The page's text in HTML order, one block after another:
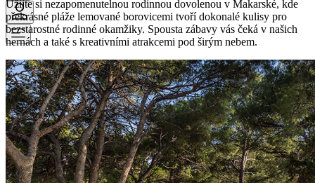
Užijte si nezapomenutelnou rodinnou dovolenou v Makarské, kde
překrásné pláže lemované borovicemi tvoří dokonalé kulisy pro
bezstarostné rodinné okamžiky. Spousta zábavy vás čeká v našich
hernách a také s kreativními atrakcemi pod širým nebem.